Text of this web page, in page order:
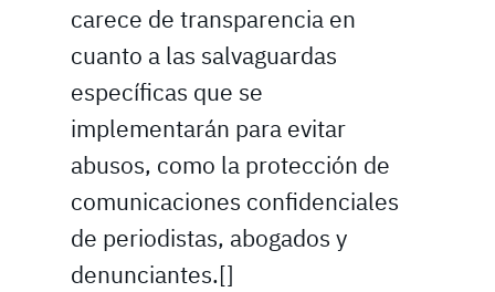
carece de transparencia en
cuanto a las salvaguardas
específicas que se
implementarán para evitar
abusos, como la protección de
comunicaciones confidenciales
de periodistas, abogados y
denunciantes.[]